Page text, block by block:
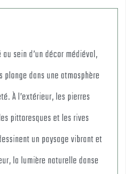
sein d’un décor médiéval,
plonge dans une atmosphère
À l’extérieur, les pierres
pittoresques et les rives
un paysage vibrant et
la lumière naturelle danse